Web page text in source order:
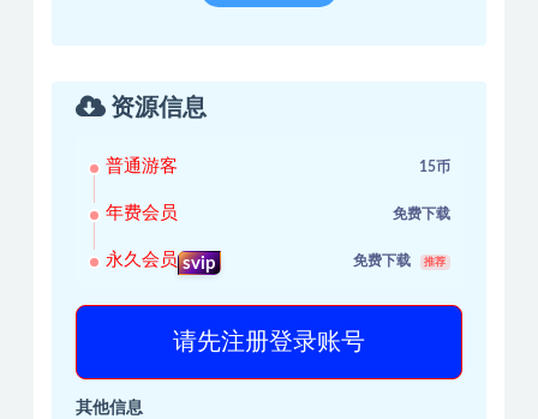
资源信息
普通游客 15币
年费会员 免费下载
永久会员 svip 免费下载 推荐
请先注册登录账号
其他信息